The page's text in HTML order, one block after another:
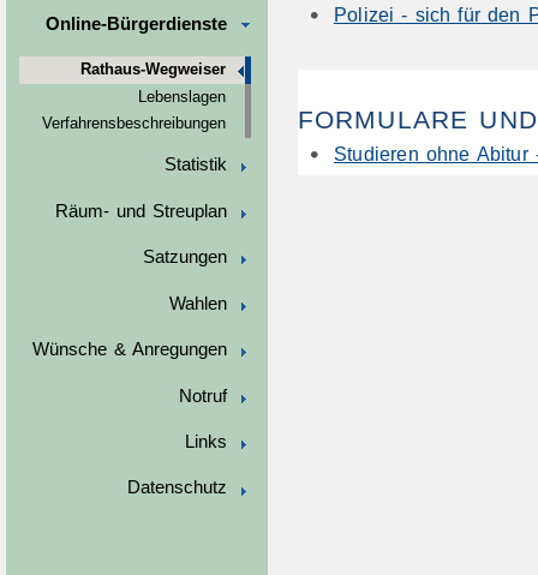
Online-Bürgerdienste
Rathaus-Wegweiser
Lebenslagen
Verfahrensbeschreibungen
Statistik
Räum- und Streuplan
Satzungen
Wahlen
Wünsche & Anregungen
Notruf
Links
Datenschutz
Polizei - sich für den
FORMULARE
Studieren ohne